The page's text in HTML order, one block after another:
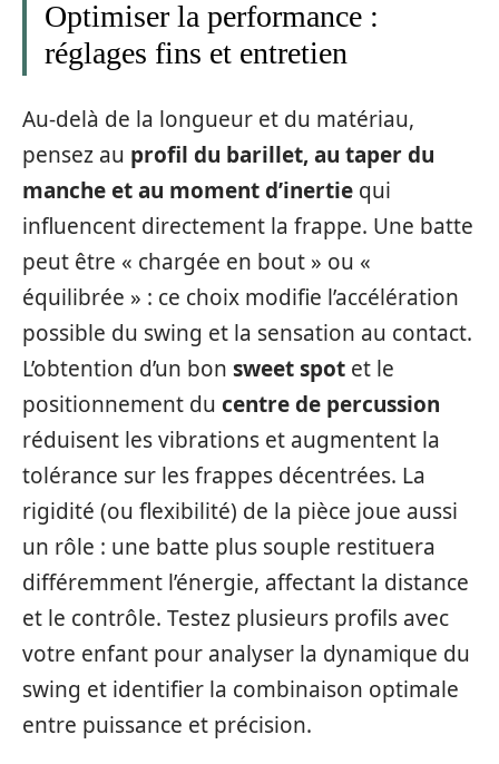
Optimiser la performance :
réglages fins et entretien
Au-delà de la longueur et du matériau,
pensez au profil du barillet, au taper du
manche et au moment d’inertie qui
influencent directement la frappe. Une batte
peut être « chargée en bout » ou «
équilibrée » : ce choix modifie l’accélération
possible du swing et la sensation au contact.
L’obtention d’un bon sweet spot et le
positionnement du centre de percussion
réduisent les vibrations et augmentent la
tolérance sur les frappes décentrées. La
rigidité (ou flexibilité) de la pièce joue aussi
un rôle : une batte plus souple restituera
différemment l’énergie, affectant la distance
et le contrôle. Testez plusieurs profils avec
votre enfant pour analyser la dynamique du
swing et identifier la combinaison optimale
entre puissance et précision.